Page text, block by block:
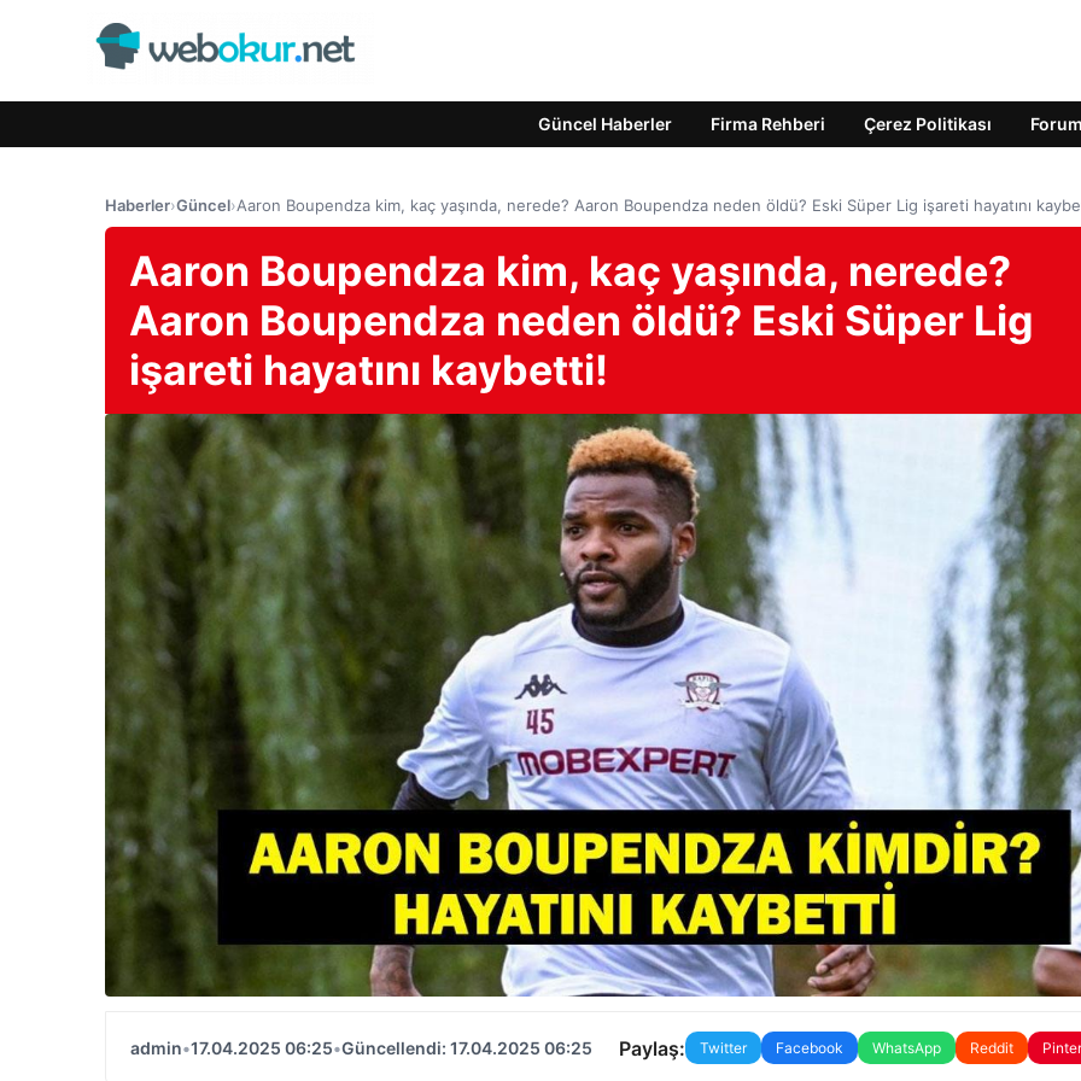
Güncel Haberler Firma Rehberi Çerez Politikası Forum
Haberler›Güncel›Aaron Boupendza kim, kaç yaşında, nerede? Aaron Boupendza neden öldü? Eski Süper Lig işareti hayatını
Aaron Boupendza kim, kaç yaşında, nerede?
Aaron Boupendza neden öldü? Eski Süper Lig
işareti hayatını kaybetti!
admin•17.04.2025 06:25•Güncellendi: 17.04.2025 06:25 Paylaş: Twitter Facebook WhatsApp Reddit